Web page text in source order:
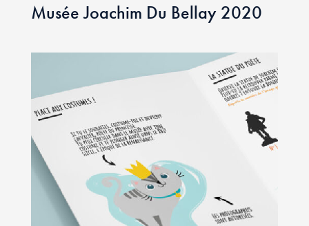
Musée Joachim Du Bellay 2020